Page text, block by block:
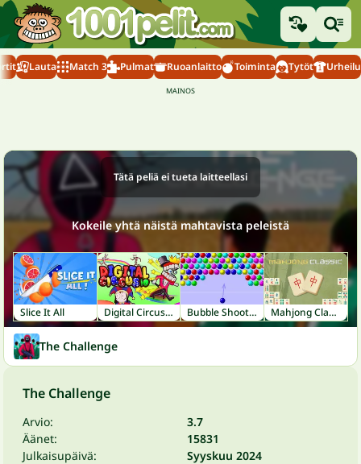
Lauta Match 3 Pulmat Ruoanlaitto Toiminta Tytöt Urheilu
Tätä peliä ei tueta laitteellasi
Kokeile yhtä näistä mahtavista peleistä
Slice It All Digital Circus IO Bubble Shooter Mahjong Classic
The Challenge
The Challenge
Arvio:
3.7
Äänet:
15831
Julkaisupäivä:
Syyskuu 2024